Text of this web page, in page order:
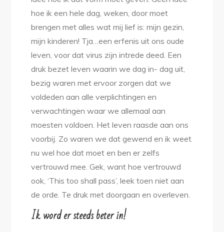
hoe ik een hele dag, weken, door moet
brengen met alles wat mij lief is: mijn gezin,
mijn kinderen! Tja…een erfenis uit ons oude
leven, voor dat virus zijn intrede deed. Een
druk bezet leven waarin we dag in- dag uit,
bezig waren met ervoor zorgen dat we
voldeden aan alle verplichtingen en
verwachtingen waar we allemaal aan
moesten voldoen. Het leven raasde aan ons
voorbij. Zo waren we dat gewend en ik weet
nu wel hoe dat moet en ben er zelfs
vertrouwd mee. Gek, want hoe vertrouwd
ook, ‘This too shall pass’, leek toen niet aan
de orde. Te druk met doorgaan en overleven.
Ik word er steeds beter in!